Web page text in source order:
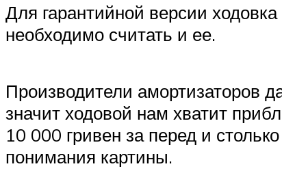
Для гарантийной версии
необходимо считать и ее.
Производители амортизаторов
значит ходовой нам хватит
10 000 гривен за перед и
понимания картины.